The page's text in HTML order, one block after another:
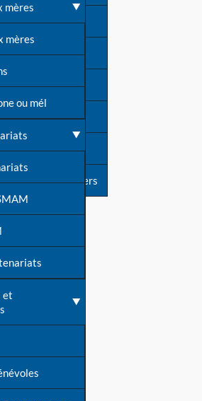
d'allaitement ?
?
sur le site
presse
de presse
LLL
à nos newsletters
mères
mères
ou mél
et